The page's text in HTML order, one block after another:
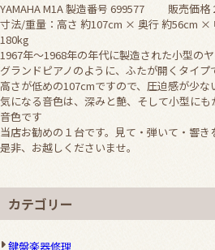
YAMAHA M1A 製造番号 699577 販売価格
寸法/重量：高さ 約107cm × 奥行 約56cm
180kg
1967年～1968年の年代に製造された小型のヤ
グランドピアノのように、ふたが開くタイプ
高さが低めの107cmですので、圧迫感が少な
気になる音色は、深みと艶、そして小型に
音色です
当店お勧めの１台です。見て・弾いて・響き
是非、お越しくださいませ。
カテゴリー
鍵盤楽器修理